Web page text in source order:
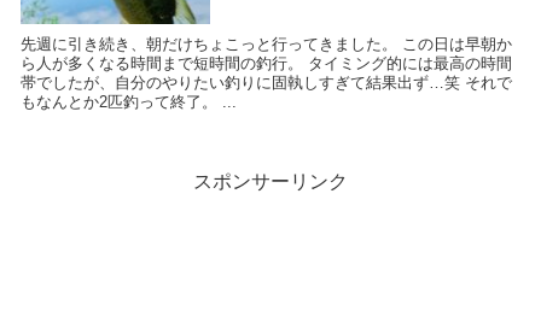
先週に引き続き、朝だけちょこっと行ってきました。 この日は早朝か
ら人が多くなる時間まで短時間の釣行。 タイミング的には最高の時間
帯でしたが、自分のやりたい釣りに固執しすぎて結果出ず…笑 それで
もなんとか2匹釣って終了。 ...
スポンサーリンク